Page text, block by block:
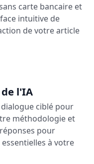
carte bancaire et
intuitive de
de votre article
l'IA
ciblé pour
méthodologie et
pour
à votre